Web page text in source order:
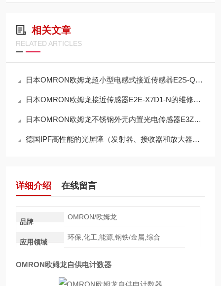
相关文章
RELATED ARTICLES
日本OMRON欧姆龙超小型电感式接近传感器E2S-Q11 1M的技术参数
日本OMRON欧姆龙接近传感器E2E-X7D1-N的维修保养
日本OMRON欧姆龙不锈钢外壳内置光电传感器E3ZM‑R61的解决方案
德国IPF高性能的光屏障（发射器、接收器和放大器）OS126020操作使用
详细介绍 在线留言
品牌
OMRON/欧姆龙
应用领域
环保,化工,能源,钢铁/金属,综合
OMRON欧姆龙自供电计数器